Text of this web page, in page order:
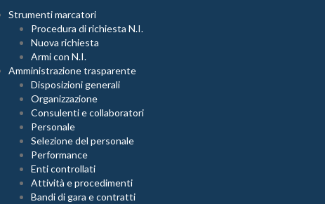
Strumenti marcatori
Procedura di richiesta N.I.
Nuova richiesta
Armi con N.I.
Amministrazione trasparente
Disposizioni generali
Organizzazione
Consulenti e collaboratori
Personale
Selezione del personale
Performance
Enti controllati
Attività e procedimenti
Bandi di gara e contratti